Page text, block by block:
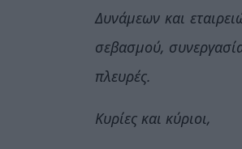
Δυνάμεων και
σεβασμού,
πλευρές.
Κυρίες και κύριοι,